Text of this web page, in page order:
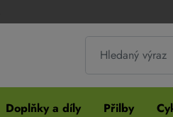
Doplňky a díly Přilby